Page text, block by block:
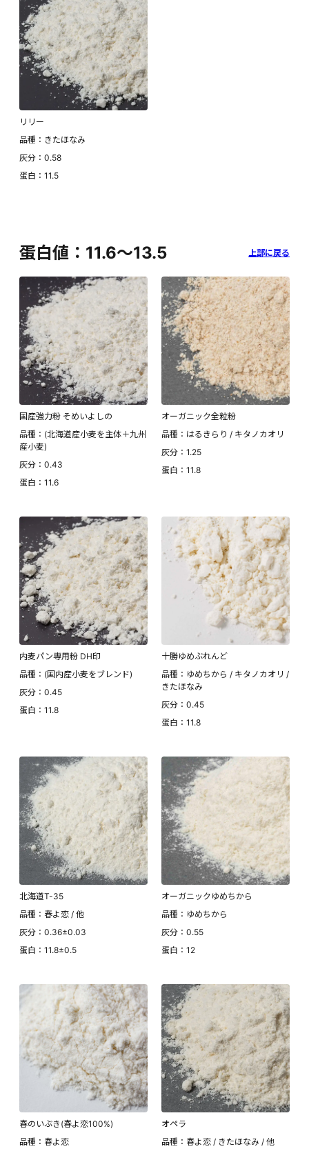
リリー
品種：きたほなみ
灰分：0.58
蛋白：11.5
蛋白値：11.6～13.5 上部に戻る
国産強力粉 そめいよしの
品種：(北海道産小麦を主体＋九州
産小麦)
灰分：0.43
蛋白：11.6
オーガニック全粒粉
品種：はるきらり / キタノカオリ
灰分：1.25
蛋白：11.8
内麦パン専用粉 DH印
品種：(国内産小麦をブレンド)
灰分：0.45
蛋白：11.8
十勝ゆめぶれんど
品種：ゆめちから / キタノカオリ /
きたほなみ
灰分：0.45
蛋白：11.8
北海道T-35
品種：春よ恋 / 他
灰分：0.36±0.03
蛋白：11.8±0.5
オーガニックゆめちから
品種：ゆめちから
灰分：0.55
蛋白：12
春のいぶき(春よ恋100%)
品種：春よ恋
オペラ
品種：春よ恋 / きたほなみ / 他